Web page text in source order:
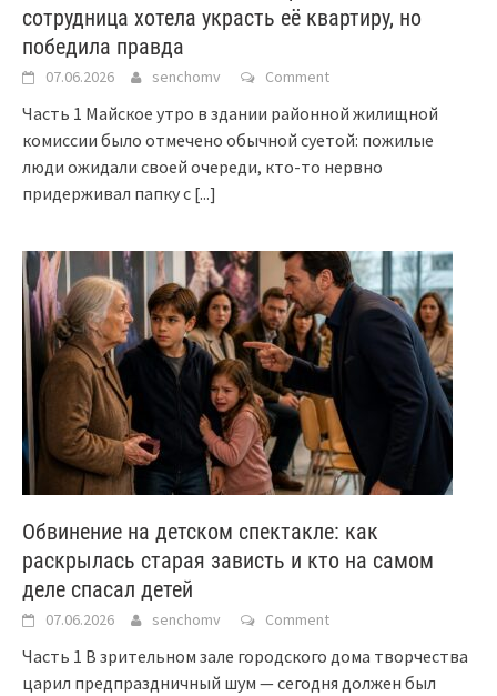
сотрудница хотела украсть её квартиру, но
победила правда
07.06.2026 senchomv Comment
Часть 1 Майское утро в здании районной жилищной
комиссии было отмечено обычной суетой: пожилые
люди ожидали своей очереди, кто-то нервно
придерживал папку с [...]
Обвинение на детском спектакле: как
раскрылась старая зависть и кто на самом
деле спасал детей
07.06.2026 senchomv Comment
Часть 1 В зрительном зале городского дома творчества
царил предпраздничный шум — сегодня должен был